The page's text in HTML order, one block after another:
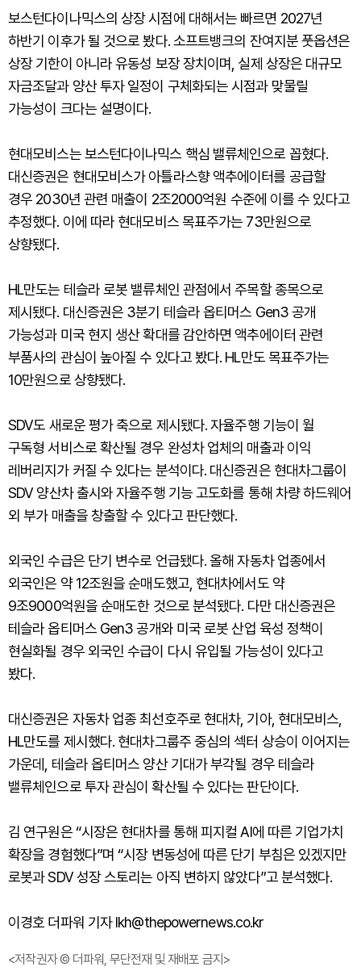
보스턴다이나믹스의 상장 시점에 대해서는 빠르면 2027년
하반기 이후가 될 것으로 봤다. 소프트뱅크의 잔여지분 풋옵션은
상장 기한이 아니라 유동성 보장 장치이며, 실제 상장은 대규모
자금조달과 양산 투자 일정이 구체화되는 시점과 맞물릴
가능성이 크다는 설명이다.
현대모비스는 보스턴다이나믹스 핵심 밸류체인으로 꼽혔다.
대신증권은 현대모비스가 아틀라스향 액추에이터를 공급할
경우 2030년 관련 매출이 2조2000억원 수준에 이를 수 있다고
추정했다. 이에 따라 현대모비스 목표주가는 73만원으로
상향됐다.
HL만도는 테슬라 로봇 밸류체인 관점에서 주목할 종목으로
제시됐다. 대신증권은 3분기 테슬라 옵티머스 Gen3 공개
가능성과 미국 현지 생산 확대를 감안하면 액추에이터 관련
부품사의 관심이 높아질 수 있다고 봤다. HL만도 목표주가는
10만원으로 상향됐다.
SDV도 새로운 평가 축으로 제시됐다. 자율주행 기능이 월
구독형 서비스로 확산될 경우 완성차 업체의 매출과 이익
레버리지가 커질 수 있다는 분석이다. 대신증권은 현대차그룹이
SDV 양산차 출시와 자율주행 기능 고도화를 통해 차량 하드웨어
외 부가 매출을 창출할 수 있다고 판단했다.
외국인 수급은 단기 변수로 언급됐다. 올해 자동차 업종에서
외국인은 약 12조원을 순매도했고, 현대차에서도 약
9조9000억원을 순매도한 것으로 분석됐다. 다만 대신증권은
테슬라 옵티머스 Gen3 공개와 미국 로봇 산업 육성 정책이
현실화될 경우 외국인 수급이 다시 유입될 가능성이 있다고
봤다.
대신증권은 자동차 업종 최선호주로 현대차, 기아, 현대모비스,
HL만도를 제시했다. 현대차그룹주 중심의 섹터 상승이 이어지는
가운데, 테슬라 옵티머스 양산 기대가 부각될 경우 테슬라
밸류체인으로 투자 관심이 확산될 수 있다는 판단이다.
김 연구원은 “시장은 현대차를 통해 피지컬 AI에 따른 기업가치
확장을 경험했다”며 “시장 변동성에 따른 단기 부침은 있겠지만
로봇과 SDV 성장 스토리는 아직 변하지 않았다”고 분석했다.
이경호 더파워 기자 lkh@thepowernews.co.kr
<저작권자 © 더파워, 무단전재 및 재배포 금지>